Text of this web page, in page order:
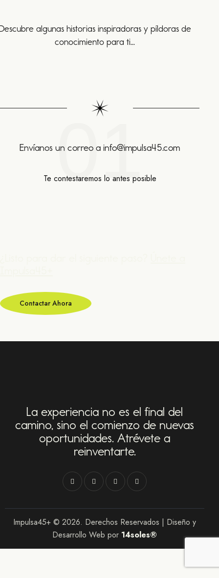
algunas historias inspiradoras y píldoras de
conocimiento para ti...
01
Envíanos un correo a info@impulsa45.com
Te contestaremos lo antes posible
Contactar Ahora
La experiencia no es el final del
camino, sino el comienzo de nuevas
oportunidades. Atrévete a
reinventarte.
Impulsa45+ © 2026. Derechos Reservados | Diseño y
Desarrollo Web por 14soles®